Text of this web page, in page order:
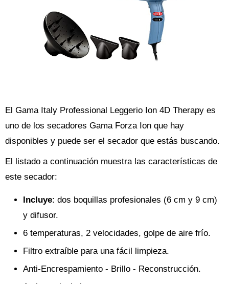
El Gama Italy Professional Leggerio Ion 4D Therapy es
uno de los secadores Gama Forza Ion que hay
disponibles y puede ser el secador que estás buscando.
El listado a continuación muestra las características de
este secador:
Incluye: dos boquillas profesionales (6 cm y 9 cm)
y difusor.
6 temperaturas, 2 velocidades, golpe de aire frío.
Filtro extraíble para una fácil limpieza.
Anti-Encrespamiento - Brillo - Reconstrucción.